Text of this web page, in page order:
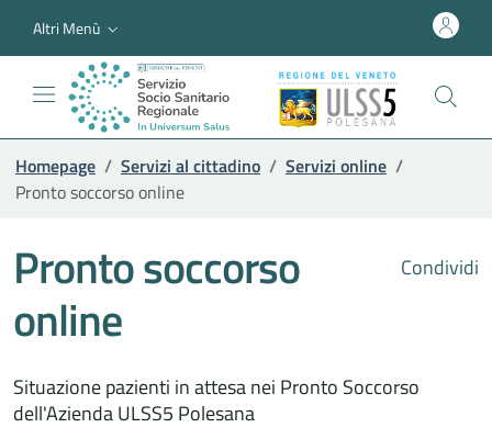
Altri Menù
Homepage / Servizi al cittadino / Servizi online /
Pronto soccorso online
Condividi
Pronto soccorso
online
Situazione pazienti in attesa nei Pronto Soccorso
dell'Azienda ULSS5 Polesana